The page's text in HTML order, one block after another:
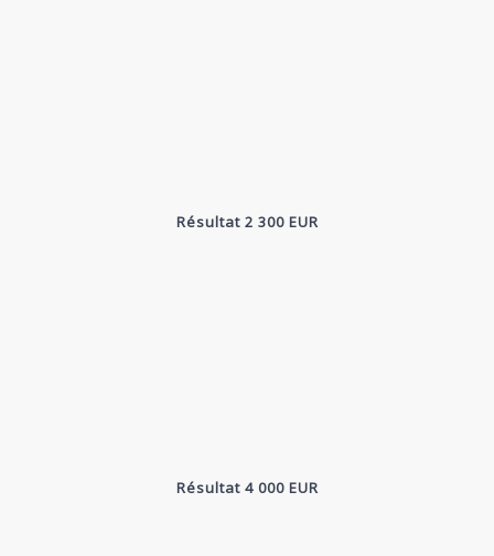
Résultat 2 300 EUR
Résultat 4 000 EUR